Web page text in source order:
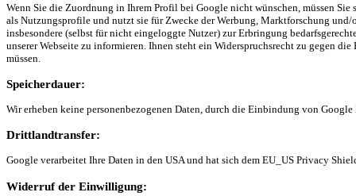
Wenn Sie die Zuordnung in Ihrem Profil bei Google nicht wünschen, müssen
als Nutzungsprofile und nutzt sie für Zwecke der Werbung, Marktforschung
insbesondere (selbst für nicht eingeloggte Nutzer) zur Erbringung
unserer Webseite zu informieren. Ihnen steht ein Widerspruchsrecht zu gegen
müssen.
Speicherdauer:
Wir erheben keine personenbezogenen Daten, durch die Einbindung von Google
Drittlandtransfer:
Google verarbeitet Ihre Daten in den USA und hat sich dem EU_US Privacy
Widerruf der Einwilligung: